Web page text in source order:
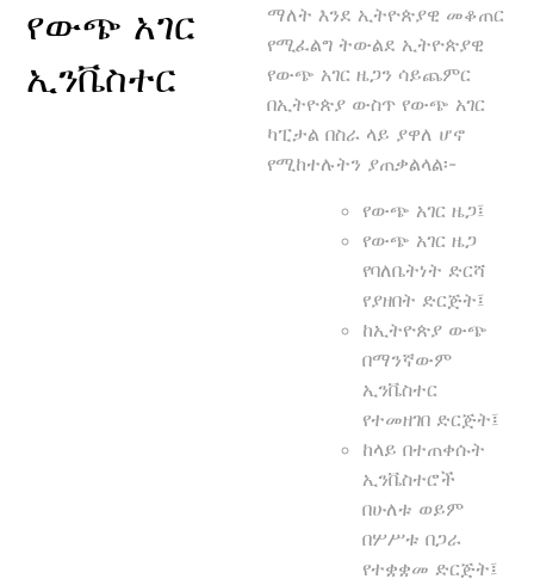
የውጭ አገር
ኢንቬስተር
ማለት እንደ ኢትዮጵያዊ መቆጠር
የሚፈልግ ትውልደ ኢትዮጵያዊ
የውጭ አገር ዜጋን ሳይጨምር
በኢትዮጵያ ውስጥ የውጭ አገር
ካፒታል በስራ ላይ ያዋለ ሆኖ
የሚከተሉትን ያጠቃልላል፡-
የውጭ አገር ዜጋ፤
የውጭ አገር ዜጋ
የባለቤትነት ድርሻ
የያዘበት ድርጅት፤
ከኢትዮጵያ ውጭ
በማንኛውም
ኢንቬስተር
የተመዘገበ ድርጅት፤
ከላይ በተጠቀሱት
ኢንቬስተሮች
በሁለቱ ወይም
በሦሥቱ በጋራ
የተቋቋመ ድርጅት፤